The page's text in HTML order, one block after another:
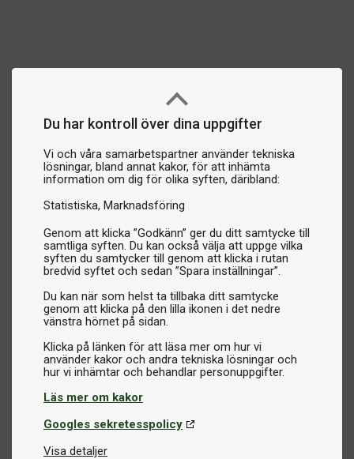
Du har kontroll över dina uppgifter
Vi och våra samarbetspartner använder tekniska
lösningar, bland annat kakor, för att inhämta
information om dig för olika syften, däribland:
Statistiska Marknadsföring
Genom att klicka ”Godkänn” ger du ditt samtycke till
samtliga syften. Du kan också välja att uppge vilka
syften du samtycker till genom att klicka i rutan
bredvid syftet och sedan ”Spara inställningar”.
Du kan när som helst ta tillbaka ditt samtycke
genom att klicka på den lilla ikonen i det nedre
vänstra hörnet på sidan.
Klicka på länken för att läsa mer om hur vi
använder kakor och andra tekniska lösningar och
Läs mer om kakor
Googles sekretesspolicy
Visa detaljer